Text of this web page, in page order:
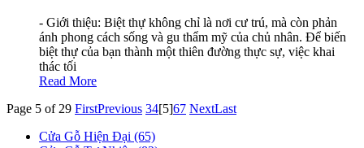
- Giới thiệu: Biệt thự không chỉ là nơi cư trú, mà còn phản
ánh phong cách sống và gu thẩm mỹ của chủ nhân. Để biến
biệt thự của bạn thành một thiên đường thực sự, việc khai
thác tối
Read More
Page 5 of 29 FirstPrevious 34[5]67 NextLast
Cửa Gỗ Hiện Đại (65)